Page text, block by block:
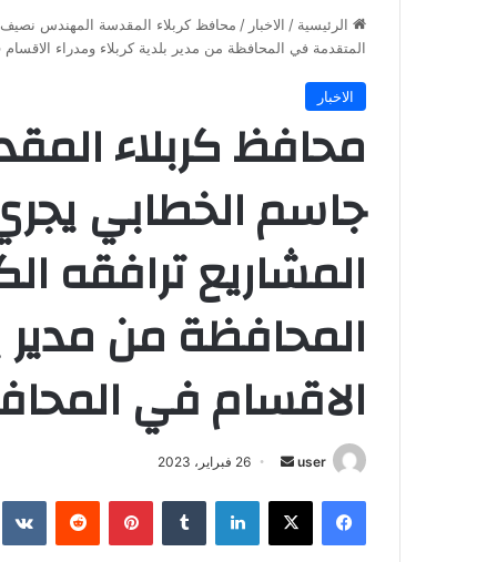
الرئيسية / الاخبار / محافظ كربلاء المقدسة المهندس نصيف
المتقدمة في المحافظة من مدير بلدية كربلاء ومدراء
الاخبار
محافظ كربلاء
جاسم الخطابي
المشاريع ترافقه
المحافظة من مدير
الاقسام في
user
أرسل 26 فبراير، 2023
فيسبوك ‫X لينكدإن بينتيريست